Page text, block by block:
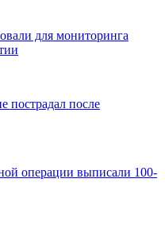
для мониторинга
пострадал после
операции выписали 100-